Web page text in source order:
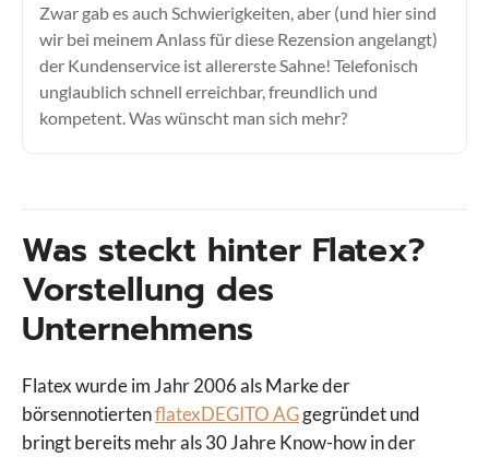
Zwar gab es auch Schwierigkeiten, aber (und hier sind
wir bei meinem Anlass für diese Rezension angelangt)
der Kundenservice ist allererste Sahne! Telefonisch
unglaublich schnell erreichbar, freundlich und
kompetent. Was wünscht man sich mehr?
Was steckt hinter Flatex?
Vorstellung des
Unternehmens
Flatex wurde im Jahr 2006 als Marke der
börsennotiertenflatexDEGITO AGgegründet und
bringt bereits mehr als 30 Jahre Know-how in der